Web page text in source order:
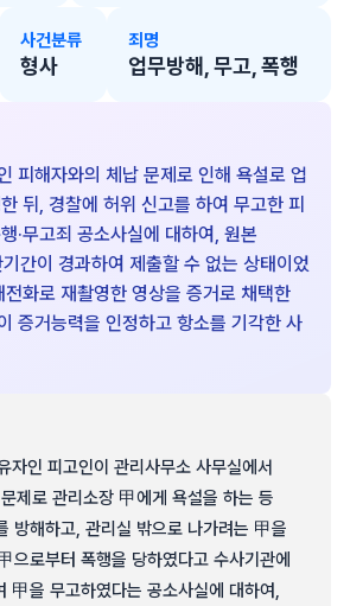
사건분류
형사
죄명
업무방해, 무고, 폭행
피해자와의 체납 문제로 인해 욕설로 업
뒤, 경찰에 허위 신고를 하여 무고한 피
·무고죄 공소사실에 대하여, 원본
간이 경과하여 제출할 수 없는 상태이었
화로 재촬영한 영상을 증거로 채택한
증거능력을 인정하고 항소를 기각한 사
자인 피고인이 관리사무소 사무실에서
제로 관리소장 甲에게 욕설을 하는 등
방해하고, 관리실 밖으로 나가려는 甲을
으로부터 폭행을 당하였다고 수사기관에
甲을 무고하였다는 공소사실에 대하여,